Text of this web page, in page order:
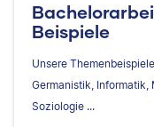
Beispiele
Unsere
Germanistik, Informatik,
Soziologie ...